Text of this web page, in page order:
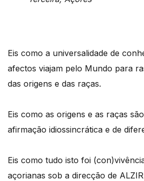
Eis como a universalidade de
afectos viajam pelo Mundo para
das origens e das raças.
Eis como as origens e as raças
afirmação idiossincrática e de
Eis como tudo isto foi
açorianas sob a direcção de